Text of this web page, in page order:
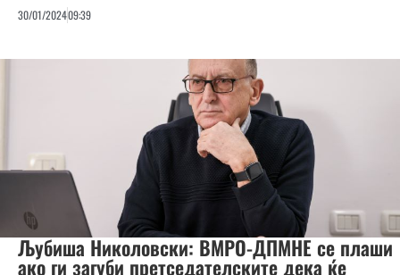
30/01/202409:39
Љубиша Николовски: ВМРО-ДПМНЕ се плаши
ако ги загуби претседателските дека ќе